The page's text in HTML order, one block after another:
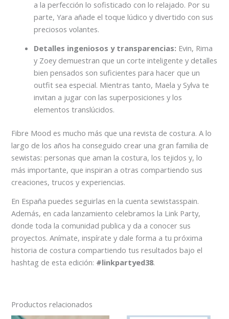
a la perfección lo sofisticado con lo relajado. Por su
parte, Yara añade el toque lúdico y divertido con sus
preciosos volantes.
Detalles ingeniosos y transparencias: Evin, Rima
y Zoey demuestran que un corte inteligente y detalles
bien pensados son suficientes para hacer que un
outfit sea especial. Mientras tanto, Maela y Sylva te
invitan a jugar con las superposiciones y los
elementos translúcidos.
Fibre Mood es mucho más que una revista de costura. A lo
largo de los años ha conseguido crear una gran familia de
sewistas: personas que aman la costura, los tejidos y, lo
más importante, que inspiran a otras compartiendo sus
creaciones, trucos y experiencias.
En España puedes seguirlas en la cuenta sewistasspain.
Además, en cada lanzamiento celebramos la Link Party,
donde toda la comunidad publica y da a conocer sus
proyectos. Anímate, inspírate y dale forma a tu próxima
historia de costura compartiendo tus resultados bajo el
hashtag de esta edición: #linkpartyed38.
Productos relacionados